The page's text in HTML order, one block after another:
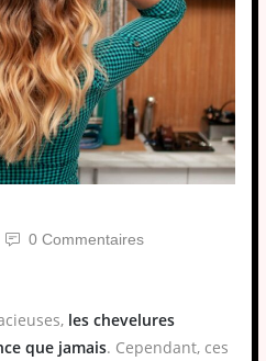
0 Commentaires
les chevelures
que jamais. Cependant, ces